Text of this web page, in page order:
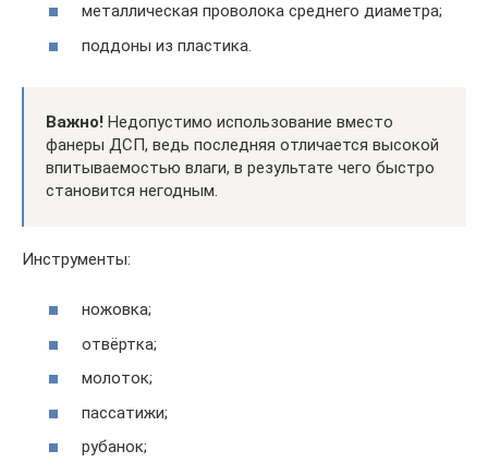
металлическая проволока среднего диаметра;
поддоны из пластика.
Важно! Недопустимо использование вместо
фанеры ДСП, ведь последняя отличается высокой
впитываемостью влаги, в результате чего быстро
становится негодным.
Инструменты:
ножовка;
отвёртка;
молоток;
пассатижи;
рубанок;